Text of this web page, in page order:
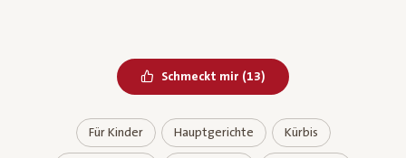
Schmeckt mir Bereits geliked
(13)
Für Kinder Hauptgerichte Kürbis